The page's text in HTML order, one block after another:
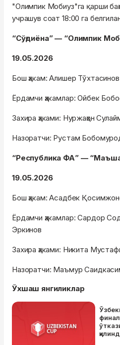
"Олимпик Мобиуз"га қарши
учрашув соат 18:00 га
“Сўғдиёна” — “Олимпик
19.05.2026
Бош ҳакам: Алишер Тўхтасинов
Ёрдамчи ҳакамлар: Ойбек
Захира ҳаками: Нуржаҳон
Назоратчи: Рустам
“Республика ФА” —
19.05.2026
Бош ҳакам: Асадбек
Ёрдамчи ҳакамлар: Сардор
Эркинов
Захира ҳаками: Никита
Назоратчи: Маъмур
Ўхшаш янгиликлар